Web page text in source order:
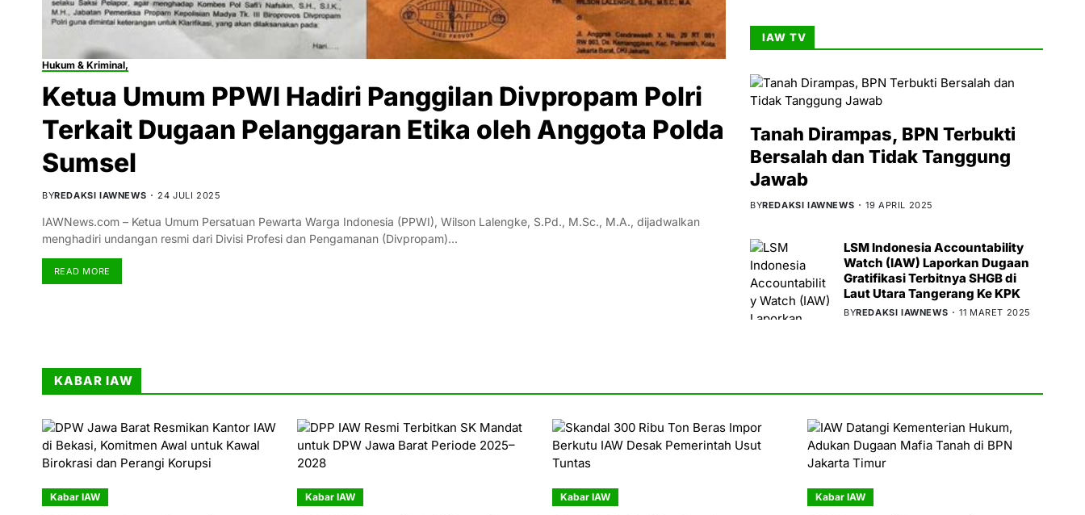
Hukum & Kriminal,
Ketua Umum PPWI Hadiri Panggilan Divpropam Polri
Terkait Dugaan Pelanggaran Etika oleh Anggota Polda
Sumsel
BYREDAKSI IAWNEWS 24 JULI 2025
IAWNews.com – Ketua Umum Persatuan Pewarta Warga Indonesia (PPWI), Wilson Lalengke, S.Pd., M.Sc., M.A., dijadwalkan
menghadiri undangan resmi dari Divisi Profesi dan Pengamanan (Divpropam)…
READ MORE
IAW TV
Tanah Dirampas, BPN Terbukti
Bersalah dan Tidak Tanggung
Jawab
BYREDAKSI IAWNEWS 19 APRIL 2025
LSM Indonesia Accountability
Watch (IAW) Laporkan Dugaan
Gratifikasi Terbitnya SHGB di
Laut Utara Tangerang Ke KPK
BYREDAKSI IAWNEWS 11 MARET 2025
KABAR IAW
Kabar IAW Kabar IAW Kabar IAW Kabar IAW